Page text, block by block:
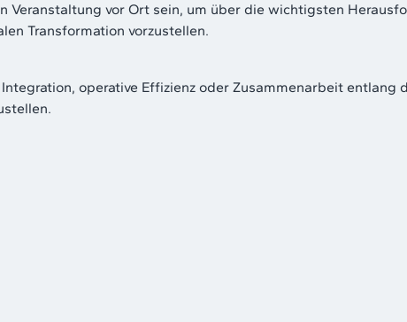
Veranstaltung vor Ort sein, um über die wichtigsten
Transformation vorzustellen.
operative Effizienz oder Zusammenarbeit